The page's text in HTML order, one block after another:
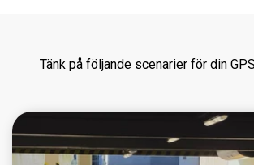
Tänk på följande scenarier för din